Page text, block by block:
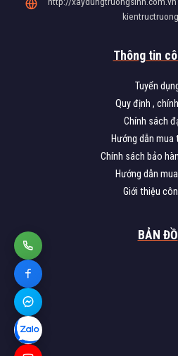
Thông tin
Tuyển
Quy định ,
Chính sách
Hướng dẫn mua
Chính sách bảo
Hướng dẫn
Giới thiệu
BẢN ĐỒ